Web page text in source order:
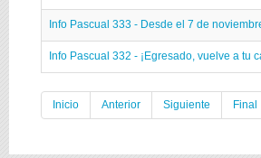
Info Pascual 333 - Desde el 7 de
Info Pascual 332 - ¡Egresado, vuelve a tu
Inicio Anterior Siguiente Final